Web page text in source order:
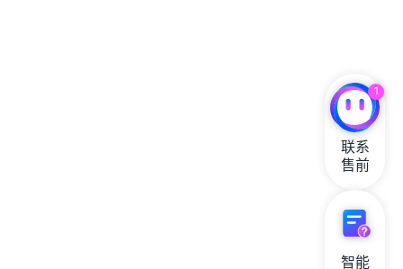
1
联系
售前
智能